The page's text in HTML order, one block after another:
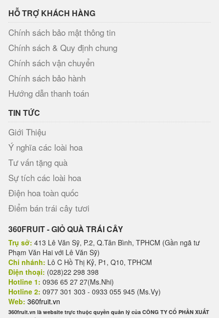
HỖ TRỢ KHÁCH HÀNG
Chính sách bảo mật thông tin
Chính sách & Quy định chung
Chính sách vận chuyển
Chính sách bảo hành
Hướng dẫn thanh toán
TIN TỨC
Giới Thiệu
Ý nghĩa các loài hoa
Tư vấn tặng quà
Sự tích các loài hoa
Điện hoa toàn quốc
Điểm bán trái cây tươi
360FRUIT - GIỎ QUÀ TRÁI CÂY
Trụ sở: 413 Lê Văn Sỹ, P.2, Q.Tân Bình, TPHCM (Gần ngã tư
Phạm Văn Hai với Lê Văn Sỹ)
Chi nhánh: Lô C Hồ Thị Kỷ, P1, Q10, TPHCM
Điện thoại: (028)22 298 398
Hotline 1: 0936 65 27 27(Ms.Nhi)
Hotline 2: 0977 301 303 - 0933 055 945 (Ms.Vy)
Web: 360fruit.vn
360fruit.vn là website trực thuộc quyền quản lý của CÔNG TY CỔ PHẦN XUẤT